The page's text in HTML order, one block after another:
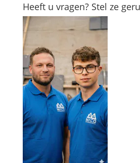
Heeft u vragen? Stel ze